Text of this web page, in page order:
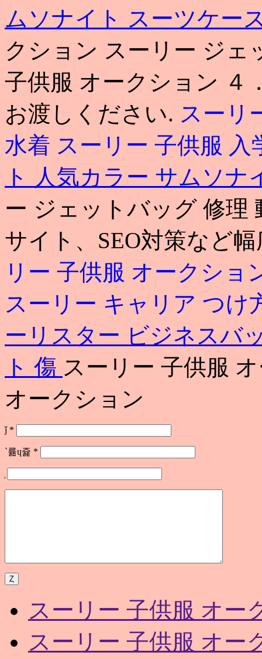
ムソナイト スーツケー
クション スーリー ジェ
子供服 オークション ４
お渡しください. スーリ
水着 スーリー 子供服
ト 人気カラー サムソナ
ー ジェットバッグ 修理
サイト、SEO対策など
リー 子供服 オークショ
スーリー キャリア つけ
ーリスター ビジネスバ
ト 傷 スーリー 子供服
オークション
ǰ *
`륢ɥ쥹 *
スーリー 子供服 オー
スーリー 子供服 オー